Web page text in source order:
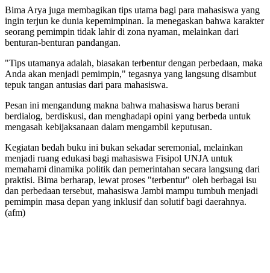
Bima Arya juga membagikan tips utama bagi para mahasiswa yang
ingin terjun ke dunia kepemimpinan. Ia menegaskan bahwa karakter
seorang pemimpin tidak lahir di zona nyaman, melainkan dari
benturan-benturan pandangan.
"Tips utamanya adalah, biasakan terbentur dengan perbedaan, maka
Anda akan menjadi pemimpin," tegasnya yang langsung disambut
tepuk tangan antusias dari para mahasiswa.
Pesan ini mengandung makna bahwa mahasiswa harus berani
berdialog, berdiskusi, dan menghadapi opini yang berbeda untuk
mengasah kebijaksanaan dalam mengambil keputusan.
Kegiatan bedah buku ini bukan sekadar seremonial, melainkan
menjadi ruang edukasi bagi mahasiswa Fisipol UNJA untuk
memahami dinamika politik dan pemerintahan secara langsung dari
praktisi. Bima berharap, lewat proses "terbentur" oleh berbagai isu
dan perbedaan tersebut, mahasiswa Jambi mampu tumbuh menjadi
pemimpin masa depan yang inklusif dan solutif bagi daerahnya.
(afm)